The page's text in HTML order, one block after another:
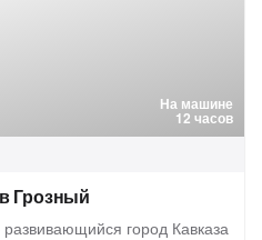
На машине
12 часов
Грозный
город Кавказа